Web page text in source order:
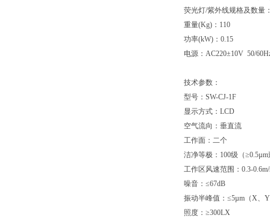
荧光灯/紫外线规格及数量
重量(Kg)：110
功率(kW)：0.15
电源：AC220±10V 50/
技术参数：
型号：SW-CJ-1F
显示方式：LCD
空气流向：垂直流
工作面：二个
洁净等极：100级（
工作区风速范围：0.3-
噪音：≤67dB
振动半峰值：≤5µm（X、
照度：≥300LX